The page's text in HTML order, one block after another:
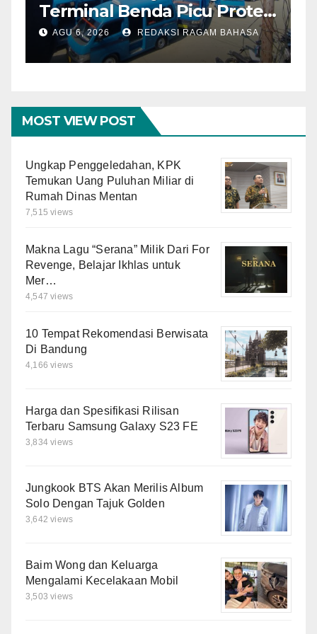
Terminal Benda Picu Protes
Sopir, Dishub: Belum Ada
Keputusan Final
AGU 6, 2026 REDAKSI RAGAM BAHASA
MOST VIEW POST
Ungkap Penggeledahan, KPK
Temukan Uang Puluhan Miliar di
Rumah Dinas Mentan
7,515 views
Makna Lagu “Serana” Milik Dari For
Revenge, Belajar Ikhlas untuk
Mer…
4,547 views
10 Tempat Rekomendasi Berwisata
Di Bandung
4,166 views
Harga dan Spesifikasi Rilisan
Terbaru Samsung Galaxy S23 FE
3,834 views
Jungkook BTS Akan Merilis Album
Solo Dengan Tajuk Golden
3,642 views
Baim Wong dan Keluarga
Mengalami Kecelakaan Mobil
3,503 views